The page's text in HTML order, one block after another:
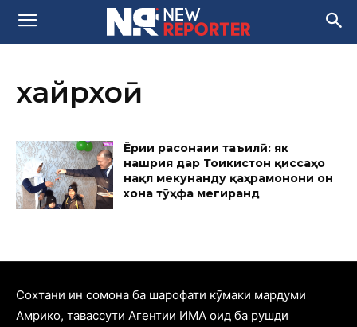
хайрхоҳӣ
Ёрии расонаии таъҷилӣ: як
нашрия дар Тоҷикистон қиссаҳо
нақл мекунанду қаҳрамонони он
хона тӯҳфа мегиранд
Cохтани ин сомона ба шарофати кӯмаки мардуми
Амрико, тавассути Агентии ИМА оид ба рушди